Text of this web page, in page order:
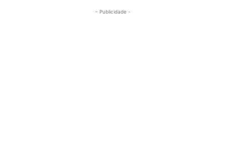
- Publicidade -